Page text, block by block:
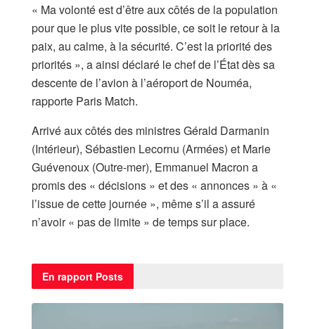
« Ma volonté est d’être aux côtés de la population
pour que le plus vite possible, ce soit le retour à la
paix, au calme, à la sécurité. C’est la priorité des
priorités », a ainsi déclaré le chef de l’État dès sa
descente de l’avion à l’aéroport de Nouméa,
rapporte Paris Match.
Arrivé aux côtés des ministres Gérald Darmanin
(Intérieur), Sébastien Lecornu (Armées) et Marie
Guévenoux (Outre-mer), Emmanuel Macron a
promis des « décisions » et des « annonces » à «
l’issue de cette journée », même s’il a assuré
n’avoir « pas de limite » de temps sur place.
En rapport Posts